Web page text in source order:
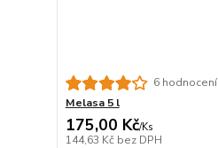
6 hodnocení
Melasa 5 l
175,00 Kč/Ks
144,63 Kč bez DPH